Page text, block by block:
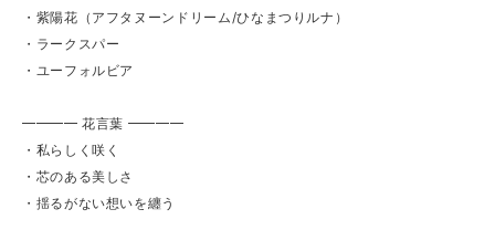
・紫陽花（アフタヌーンドリーム/ひなまつりルナ）
・ラークスパー
・ユーフォルビア
━━━━ 花言葉 ━━━━
・私らしく咲く
・芯のある美しさ
・揺るがない想いを纏う